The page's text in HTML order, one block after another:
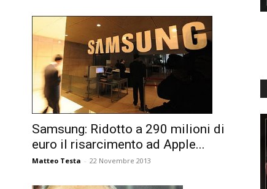
Samsung: Ridotto a 290 milioni di
euro il risarcimento ad Apple...
Matteo Testa - 22 Novembre 2013